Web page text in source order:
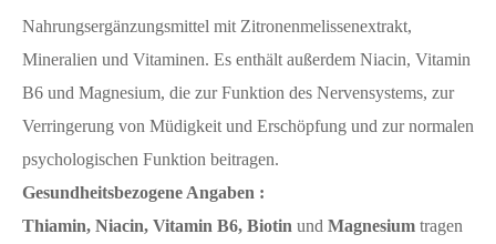
Nahrungsergänzungsmittel mit Zitronenmelissenextrakt,
Mineralien und Vitaminen. Es enthält außerdem Niacin, Vitamin
B6 und Magnesium, die zur Funktion des Nervensystems, zur
Verringerung von Müdigkeit und Erschöpfung und zur normalen
psychologischen Funktion beitragen.
Gesundheitsbezogene Angaben :
Thiamin, Niacin, Vitamin B6, Biotin und Magnesium tragen